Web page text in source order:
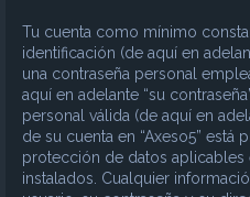
Tu cuenta como mínimo
identificación (de aquí en
una contraseña personal
aquí en adelante “su
personal válida (de aquí en
de su cuenta en “Axeso5”
protección de datos aplicables
instalados. Cualquier